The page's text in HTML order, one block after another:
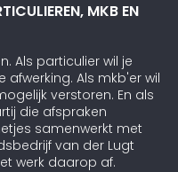
MKB EN
Als particulier wil je
Als mkb'er wil
verstoren. En als
die afspraken
samenwerkt met
van der Lugt
werk daarop af.